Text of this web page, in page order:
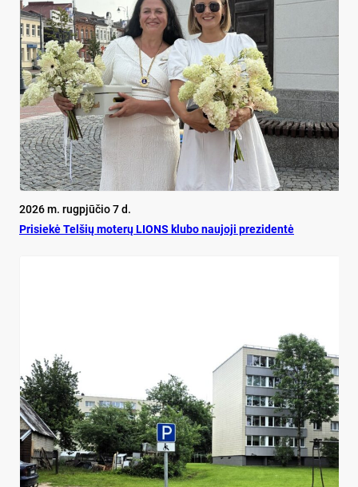
2026 m. rugpjūčio 7 d.
Pri­siekė Tel­šių mo­terų LIONS klu­bo nau­jo­ji pre­zi­dentė